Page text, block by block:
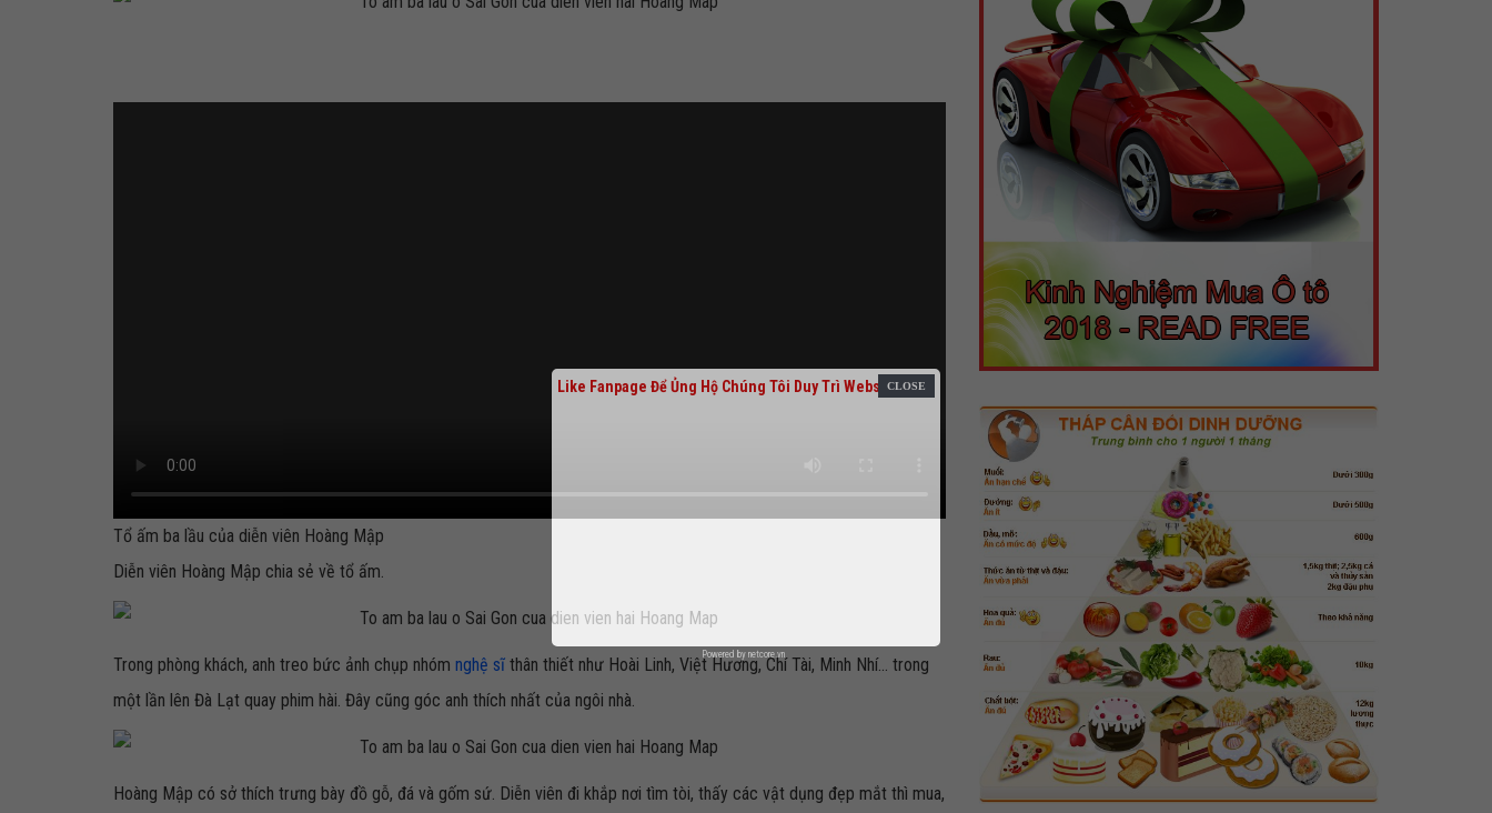
Tổ ấm ba lầu của diễn viên Hoàng Mập
Diễn viên Hoàng Mập chia sẻ về tổ ấm.
Trong phòng khách, anh treo bức ảnh chụp nhóm nghệ sĩ thân thiết như Hoài Linh, Việt Hương, Chí Tài, Minh Nhí... trong
một lần lên Đà Lạt quay phim hài. Đây cũng góc anh thích nhất của ngôi nhà.
Hoàng Mập có sở thích trưng bày đồ gỗ, đá và gốm sứ. Diễn viên đi khắp nơi tìm tòi, thấy các vật dụng đẹp mắt thì mua,
Like Fanpage Để Ủng Hộ Chúng Tôi Duy Trì Website
Powered by netcore.vn